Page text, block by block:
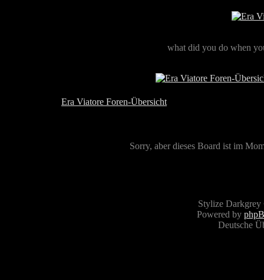
what did you do when
Era Viatore Foren-Übersicht
Sorry, aber dieses Board ist im
Stylize
Powered by
Deutsche